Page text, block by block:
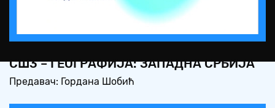
Video
СШ3 – ГЕОГРАФИЈА: ЗАПАДНА СРБИЈА
Предавач: Гордана Шобић